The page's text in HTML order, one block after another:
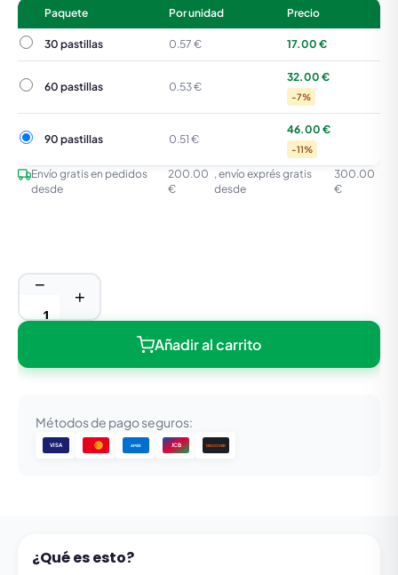
Paquete Por unidad Precio
30 pastillas
30 pastillas 0.57 € 17.00 €
60 pastillas
60 pastillas 0.53 €
32.00 €
-7%
90 pastillas
90 pastillas 0.51 €
46.00 €
-11%
Envío gratis en pedidos
desde
200.00
€
, envío exprés gratis
desde
300.00
€
−
+
Añadir al carrito
Métodos de pago seguros:
VISA AMEX JCB DISCOVER
¿Qué es esto?